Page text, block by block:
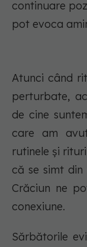
continuare
pot evoca
Atunci când
perturbate,
de cine
care am
rutinele și
că se simt
Crăciun ne
conexiune.
Sărbătorile